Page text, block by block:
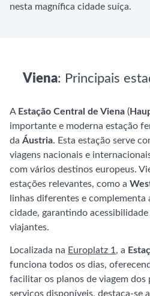
nesta magnífica cidade suíça.
Viena: Principais
A Estação Central de Viena (
importante e moderna estação
da Áustria. Esta estação serve
viagens nacionais e
com vários destinos europeus.
estações relevantes, como a
linhas diferentes e complementa
cidade, garantindo
viajantes.
Localizada na Europlatz 1 , a
funciona todos os dias,
facilitar os planos de viagem dos
serviços disponíveis, destaca-se a